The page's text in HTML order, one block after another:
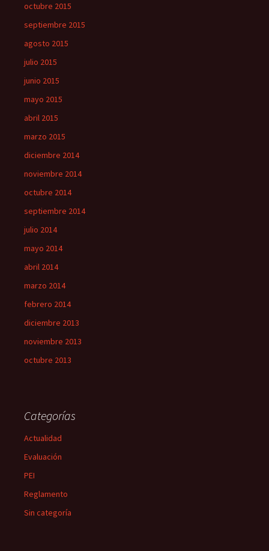
octubre 2015
septiembre 2015
agosto 2015
julio 2015
junio 2015
mayo 2015
abril 2015
marzo 2015
diciembre 2014
noviembre 2014
octubre 2014
septiembre 2014
julio 2014
mayo 2014
abril 2014
marzo 2014
febrero 2014
diciembre 2013
noviembre 2013
octubre 2013
Categorías
Actualidad
Evaluación
PEI
Reglamento
Sin categoría